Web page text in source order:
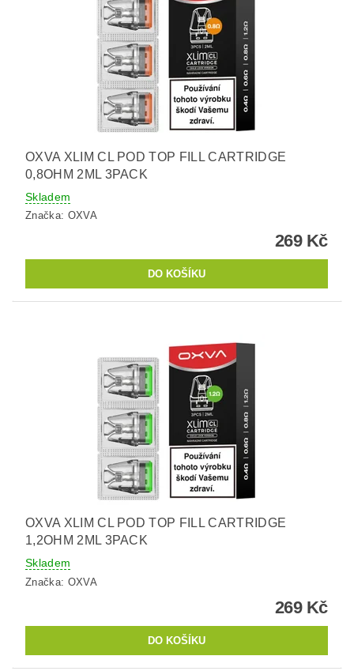
OXVA XLIM CL POD TOP FILL CARTRIDGE
0,8OHM 2ML 3PACK
Skladem
Značka: OXVA
269 Kč
OXVA XLIM CL POD TOP FILL CARTRIDGE
1,2OHM 2ML 3PACK
Skladem
Značka: OXVA
269 Kč